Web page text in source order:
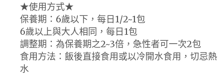
★使用方式★
保養期：6歲以下，每日1/2~1包
6歲以上與大人相同，每日1包
調整期：為保養期之2~3倍，急性者可一次2包
食用方法：飯後直接食用或以冷開水食用，切忌熱
水